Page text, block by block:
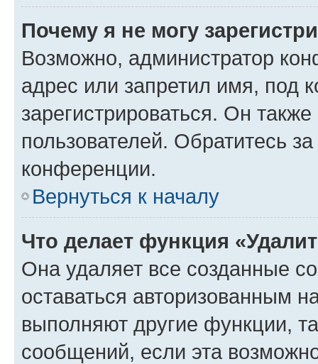
Почему я не могу
Возможно, администратор
адрес или запретил имя, под
зарегистрироваться. Он
пользователей. Обратитесь
конференции.
Вернуться к началу
Что делает функция
Она удаляет все созданные
оставаться авторизованным
выполняют другие функции,
сообщений, если эта